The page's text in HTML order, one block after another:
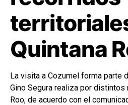
Quintana
La visita a Cozumel forma parte
Gino Segura realiza por distintos
Roo, de acuerdo con el